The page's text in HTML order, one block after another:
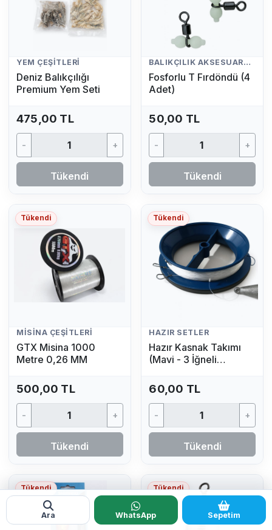
Ara WhatsApp Sepetim
YEM ÇEŞITLERI
Deniz Balıkçılığı
Premium Yem Seti
475,00 TL
- +
Tükendi
BALIKÇILIK AKSESUARLARI
Fosforlu T Fırdöndü (4
Adet)
50,00 TL
- +
Tükendi
Tükendi
MISINA ÇEŞITLERI
GTX Misina 1000
Metre 0,26 MM
500,00 TL
- +
Tükendi
Tükendi
HAZIR SETLER
Hazır Kasnak Takımı
(Mavi - 3 İğneli
60,00 TL
- +
Tükendi
Tükendi Tükendi